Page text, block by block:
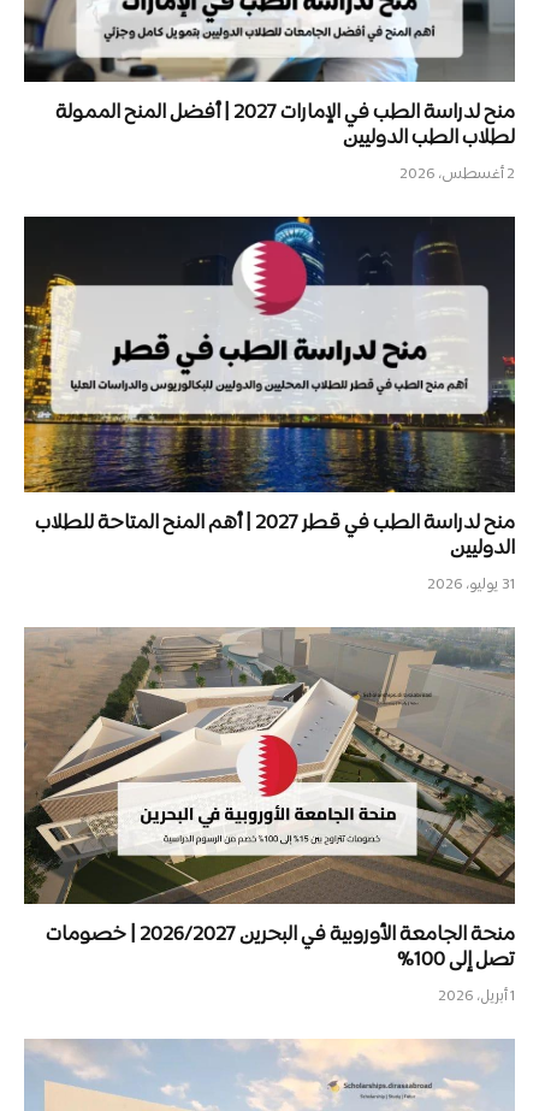
منح لدراسة الطب في الإمارات 2027 | أفضل المنح الممولة
لطلاب الطب الدوليين
2 أغسطس، 2026
منح لدراسة الطب في قطر 2027 | أهم المنح المتاحة للطلاب
الدوليين
31 يوليو، 2026
منحة الجامعة الأوروبية في البحرين 2026/2027 | خصومات
تصل إلى 100%
1 أبريل، 2026